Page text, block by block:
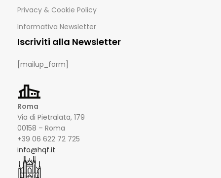
Privacy & Cookie Policy
Informativa Newsletter
Iscriviti alla Newsletter
[mailup_form]
Roma
Via di Pietralata, 179
00158 – Roma
+39 06 622 72 725
info@hqf.it